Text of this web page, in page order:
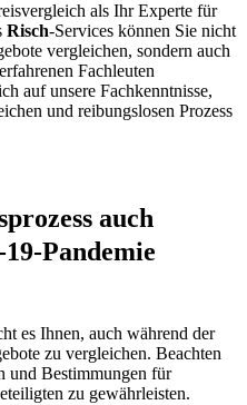
als Ihr Experte für
Risch-Services können Sie nicht
vergleichen, sondern auch
Fachleuten
auf unsere Fachkenntnisse,
und reibungslosen Prozess
auch
Pandemie
es Ihnen, auch während der
zu vergleichen. Beachten
und Bestimmungen für
zu gewährleisten.